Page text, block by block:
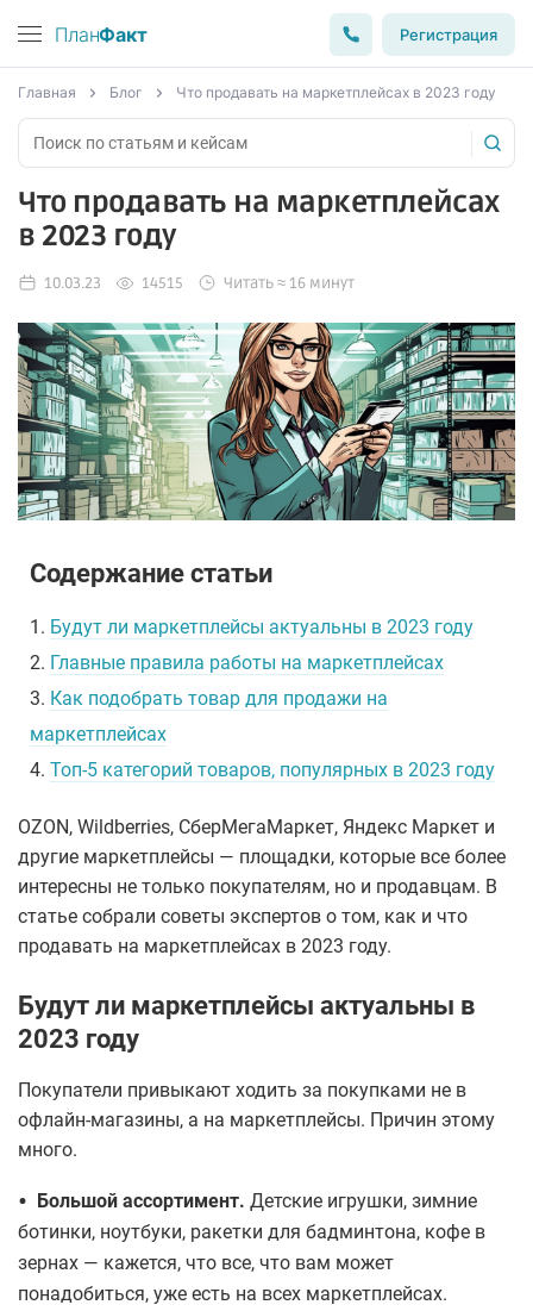
ПланФакт Регистрация
Главная Блог Что продавать на маркетплейсах в 2023 году
Что продавать на маркетплейсах
в 2023 году
10.03.23 14515 Читать ≈ 16 минут
Содержание статьи
1. Будут ли маркетплейсы актуальны в 2023 году
2. Главные правила работы на маркетплейсах
3. Как подобрать товар для продажи на
маркетплейсах
4. Топ-5 категорий товаров, популярных в 2023 году
OZON, Wildberries, СберМегаМаркет, Яндекс Маркет и
другие маркетплейсы — площадки, которые все более
интересны не только покупателям, но и продавцам. В
статье собрали советы экспертов о том, как и что
продавать на маркетплейсах в 2023 году.
Будут ли маркетплейсы актуальны в
2023 году
Покупатели привыкают ходить за покупками не в
офлайн-магазины, а на маркетплейсы. Причин этому
много.
• Большой ассортимент. Детские игрушки, зимние
ботинки, ноутбуки, ракетки для бадминтона, кофе в
зернах — кажется, что все, что вам может
понадобиться, уже есть на всех маркетплейсах.